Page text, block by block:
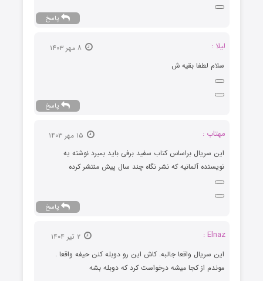
پاسخ
لیلا :
سلام لطفا بقیه ش
پاسخ
مهتاب :
این سریال براساس کتاب سفید برفی باید بمیرد نوشته یه
نویسنده آلمانیه که نشر نگاه چند سال پیش منتشر کرده
پاسخ
Elnaz :
این سریال واقعا جالبه. کاش این رو دوبله کنن حیفه واقعا .
موندم از کجا میشه درخواست کرد که دوبله بشه